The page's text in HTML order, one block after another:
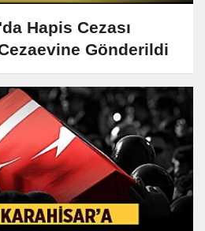
Hapis Cezası
Gönderildi